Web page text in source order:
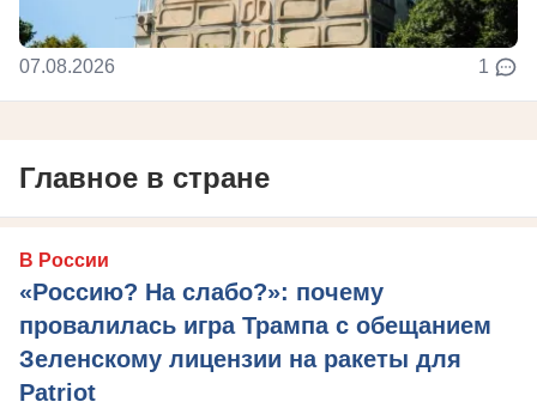
07.08.2026 1
Главное в стране
В России
«Россию? На слабо?»: почему
провалилась игра Трампа с обещанием
Зеленскому лицензии на ракеты для
Patriot